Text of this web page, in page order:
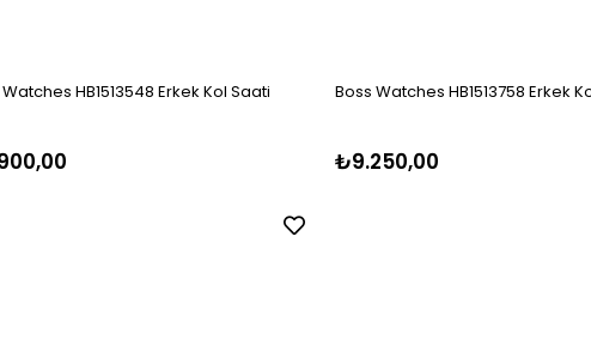
HB1513548 Erkek Kol Saati Boss Watches HB1513758 Erkek
₺9.250,00